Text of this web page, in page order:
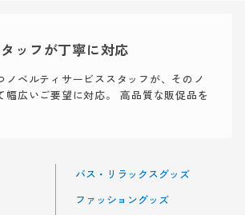
ッフが丁寧に対応
ノベルティサービススタッフが、そのノ
幅広いご要望に対応。 高品質な販促品を
バス・リラックスグッズ
ファッショングッズ